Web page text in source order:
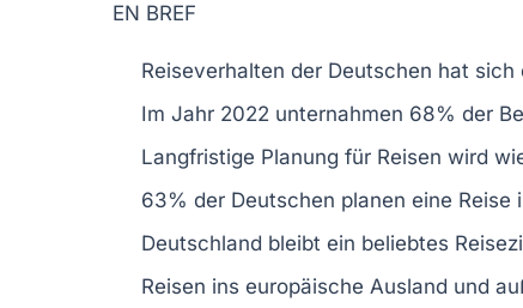
EN BREF
Reiseverhalten der Deutschen hat sich
Im Jahr 2022 unternahmen 68% der
Langfristige Planung für Reisen wird
63% der Deutschen planen eine Reise
Deutschland bleibt ein beliebtes
Reisen ins europäische Ausland und